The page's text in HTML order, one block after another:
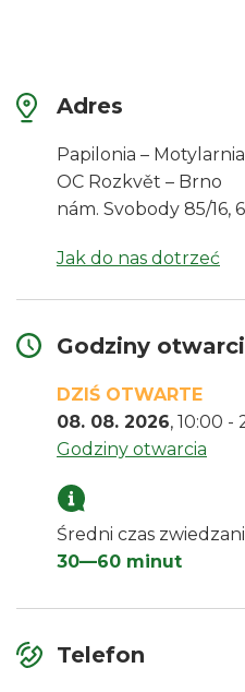
Adres
Papilonia –
OC Rozkvět – Brno
nám. Svobody 85/16,
Jak do nas dotrzeć
Godziny
DZIŚ OTWARTE
08. 08. 2026, 10:00 -
Godziny otwarcia
Średni czas
30—60 minut
Telefon